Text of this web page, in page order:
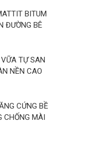
BITUM
ĐƯỜNG BÊ
TỰ SAN
NỀN CAO
CỨNG BỀ
CHỐNG MÀI